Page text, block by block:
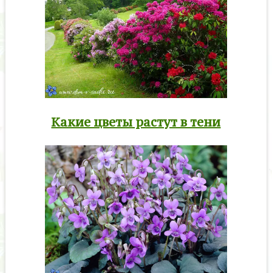
Какие цветы растут в тени